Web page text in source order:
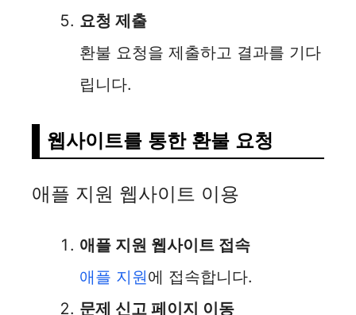
요청 제출
환불 요청을 제출하고 결과를 기다
립니다.
웹사이트를 통한 환불 요청
애플 지원 웹사이트 이용
애플 지원 웹사이트 접속
애플 지원에 접속합니다.
문제 신고 페이지 이동